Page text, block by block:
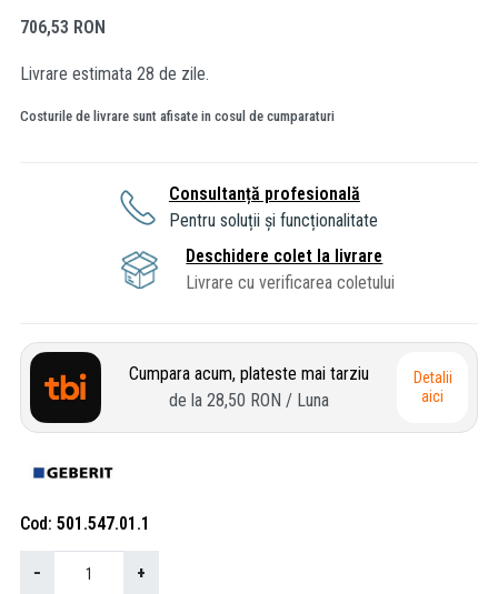
706,53 RON
Livrare estimata 28 de zile.
Costurile de livrare sunt afisate in cosul de cumparaturi
Consultanță profesională
Pentru soluții și funcționalitate
Deschidere colet la livrare
Livrare cu verificarea coletului
Cumpara acum, plateste mai tarziu
de la 28,50 RON / Luna
Detalii
aici
Cod 501.547.01.1
− +